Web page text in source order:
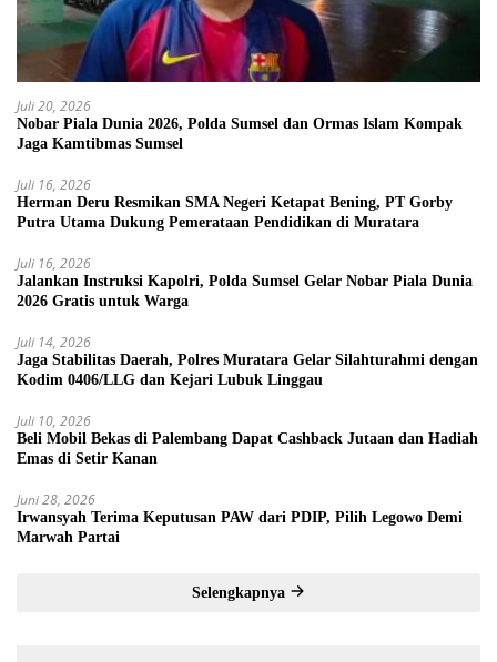
Juli 20, 2026
Nobar Piala Dunia 2026, Polda Sumsel dan Ormas Islam Kompak
Jaga Kamtibmas Sumsel
Juli 16, 2026
Herman Deru Resmikan SMA Negeri Ketapat Bening, PT Gorby
Putra Utama Dukung Pemerataan Pendidikan di Muratara
Juli 16, 2026
Jalankan Instruksi Kapolri, Polda Sumsel Gelar Nobar Piala Dunia
2026 Gratis untuk Warga
Juli 14, 2026
Jaga Stabilitas Daerah, Polres Muratara Gelar Silahturahmi dengan
Kodim 0406/LLG dan Kejari Lubuk Linggau
Juli 10, 2026
Beli Mobil Bekas di Palembang Dapat Cashback Jutaan dan Hadiah
Emas di Setir Kanan
Juni 28, 2026
Irwansyah Terima Keputusan PAW dari PDIP, Pilih Legowo Demi
Marwah Partai
Selengkapnya